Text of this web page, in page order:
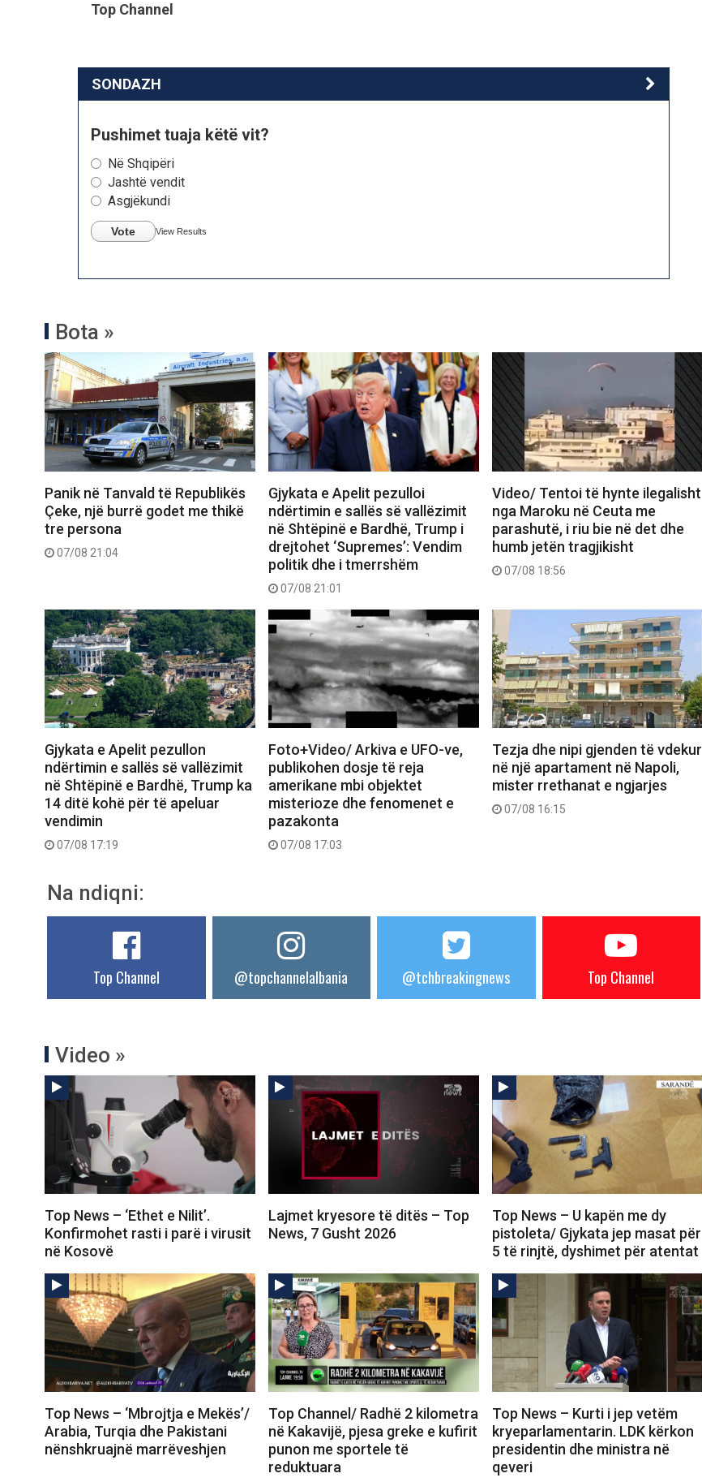
Top Channel
SONDAZH
Pushimet tuaja këtë vit?
Në Shqipëri
Jashtë vendit
Asgjëkundi
Vote View Results
Bota »
Panik në Tanvald të Republikës
Çeke, një burrë godet me thikë
tre persona
07/08 21:04
Gjykata e Apelit pezulloi
ndërtimin e sallës së vallëzimit
në Shtëpinë e Bardhë, Trump i
drejtohet ‘Supremes’: Vendim
politik dhe i tmerrshëm
07/08 21:01
Video/ Tentoi të hynte ilegalisht
nga Maroku në Ceuta me
parashutë, i riu bie në det dhe
humb jetën tragjikisht
07/08 18:56
Gjykata e Apelit pezullon
ndërtimin e sallës së vallëzimit
në Shtëpinë e Bardhë, Trump ka
14 ditë kohë për të apeluar
vendimin
07/08 17:19
Foto+Video/ Arkiva e UFO-ve,
publikohen dosje të reja
amerikane mbi objektet
misterioze dhe fenomenet e
pazakonta
07/08 17:03
Tezja dhe nipi gjenden të vdekur
në një apartament në Napoli,
mister rrethanat e ngjarjes
07/08 16:15
Na ndiqni:
Top Channel @topchannelalbania @tchbreakingnews Top Channel
Video »
Top News – ‘Ethet e Nilit’.
Konfirmohet rasti i parë i virusit
në Kosovë
Lajmet kryesore të ditës – Top
News, 7 Gusht 2026
Top News – U kapën me dy
pistoleta/ Gjykata jep masat për
5 të rinjtë, dyshimet për atentat
Top News – ‘Mbrojtja e Mekës’/
Arabia, Turqia dhe Pakistani
nënshkruajnë marrëveshjen
Top Channel/ Radhë 2 kilometra
në Kakavijë, pjesa greke e kufirit
punon me sportele të
reduktuara
Top News – Kurti i jep vetëm
kryeparlamentarin. LDK kërkon
presidentin dhe ministra në
qeveri